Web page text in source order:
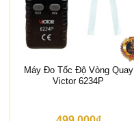
Máy Đo Tốc Độ Vòng Quay
Victor 6234P